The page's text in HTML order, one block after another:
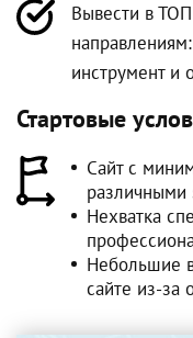
Вывести в
инструмент и
Стартовые
Сайт с
Нехватка
Небольшие
сайте из-за